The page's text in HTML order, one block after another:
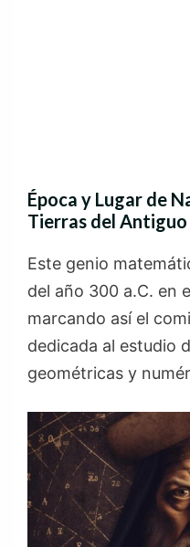
Época y Lugar de
Tierras del
Este genio
del año 300 a.C. en
marcando así el
dedicada al estudio
geométricas y